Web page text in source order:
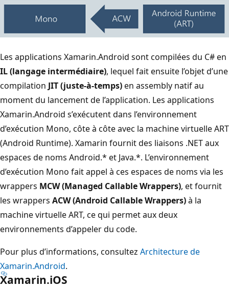
Les applications Xamarin.Android sont compilées du C# en
IL (langage intermédiaire), lequel fait ensuite l’objet d’une
compilation JIT (juste-à-temps)en assembly natif au
moment du lancement de l’application. Les applications
Xamarin.Android s’exécutent dans l’environnement
d’exécution Mono, côte à côte avec la machine virtuelle ART
(Android Runtime). Xamarin fournit des liaisons .NET aux
espaces de noms Android.* et Java.*. L’environnement
d’exécution Mono fait appel à ces espaces de noms via les
wrappers MCW (Managed Callable Wrappers), et fournit
les wrappers ACW (Android Callable Wrappers)à la
machine virtuelle ART, ce qui permet aux deux
environnements d’appeler du code.
Pour plus d’informations, consultez Architecture de
Xamarin.Android.
Xamarin.iOS